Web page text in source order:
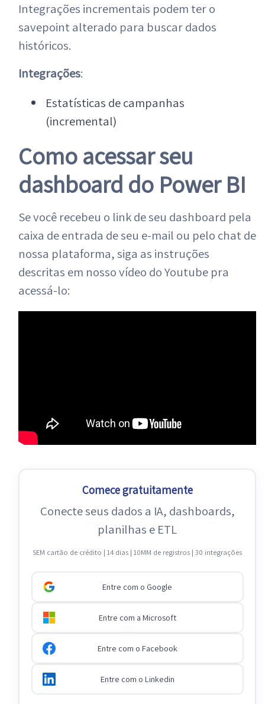
Integrações incrementais podem ter o
savepoint alterado para buscar dados
históricos.
Integrações:
Estatísticas de campanhas
(incremental)
Como acessar seu
dashboard do Power BI
Se você recebeu o link de seu dashboard pela
caixa de entrada de seu e-mail ou pelo chat de
nossa plataforma, siga as instruções
descritas em nosso vídeo do Youtube pra
acessá-lo:
Comece gratuitamente
Conecte seus dados a IA, dashboards,
planilhas e ETL
SEM cartão de crédito | 14 dias | 10MM de registros | 30 integrações
Entre com o Google
Entre com a Microsoft
Entre com o Facebook
Entre com o Linkedin